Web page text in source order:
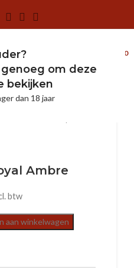
om deze
bekijken
dan 18 jaar
0,00
Ambre
btw
aan winkelwagen